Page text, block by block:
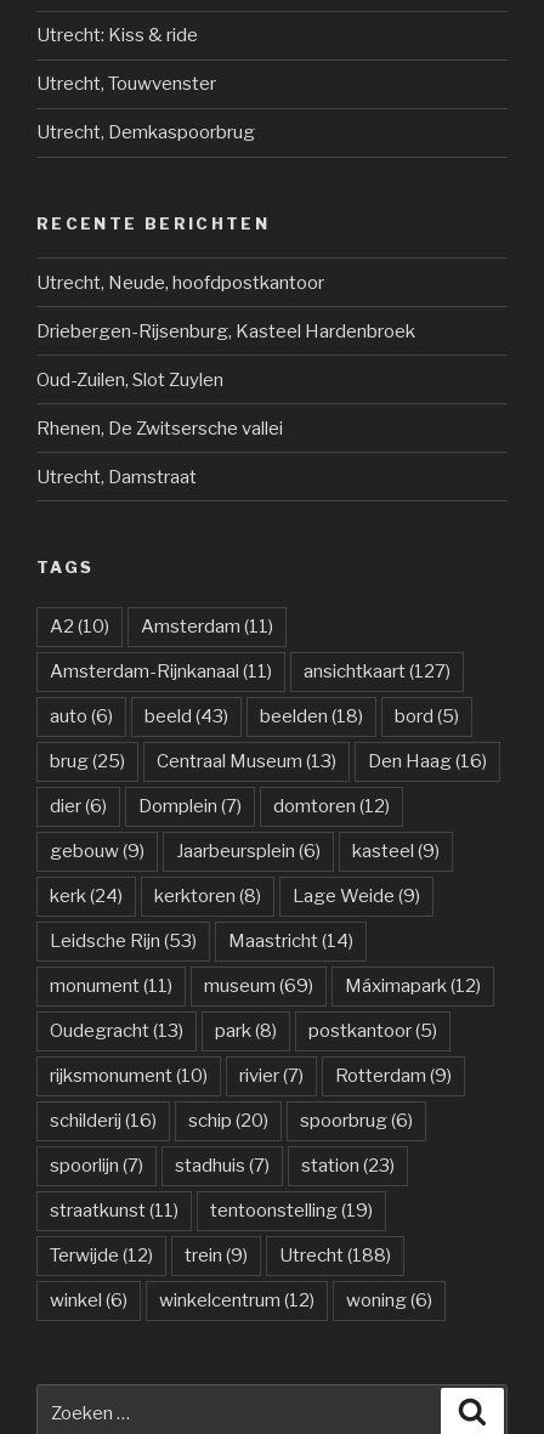
Utrecht: Kiss & ride
Utrecht, Touwvenster
Utrecht, Demkaspoorbrug
RECENTE BERICHTEN
Utrecht, Neude, hoofdpostkantoor
Driebergen-Rijsenburg, Kasteel Hardenbroek
Oud-Zuilen, Slot Zuylen
Rhenen, De Zwitsersche vallei
Utrecht, Damstraat
TAGS
A2 (10) Amsterdam (11)
Amsterdam-Rijnkanaal (11) ansichtkaart(127)
auto (6) beeld (43) beelden (18) bord (5)
brug(25) Centraal Museum (13) Den Haag(16)
dier(6) Domplein (7) domtoren (12)
gebouw(9) Jaarbeursplein (6) kasteel (9)
kerk (24) kerktoren (8) Lage Weide (9)
Leidsche Rijn (53) Maastricht(14)
monument(11) museum (69) Máximapark (12)
Oudegracht(13) park (8) postkantoor(5)
rijksmonument(10) rivier(7) Rotterdam (9)
schilderij (16) schip (20) spoorbrug(6)
spoorlijn (7) stadhuis (7) station (23)
straatkunst(11) tentoonstelling(19)
Terwijde (12) trein (9) Utrecht(188)
winkel (6) winkelcentrum (12) woning(6)
naar: